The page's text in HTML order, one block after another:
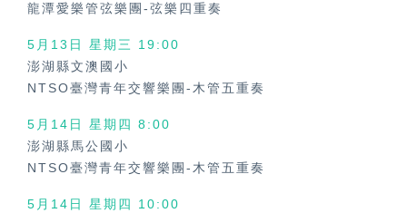
龍潭愛樂管弦樂團-弦樂四重奏
5月13日 星期三 19:00
澎湖縣文澳國小
NTSO臺灣青年交響樂團-木管五重奏
5月14日 星期四 8:00
澎湖縣馬公國小
NTSO臺灣青年交響樂團-木管五重奏
5月14日 星期四 10:00